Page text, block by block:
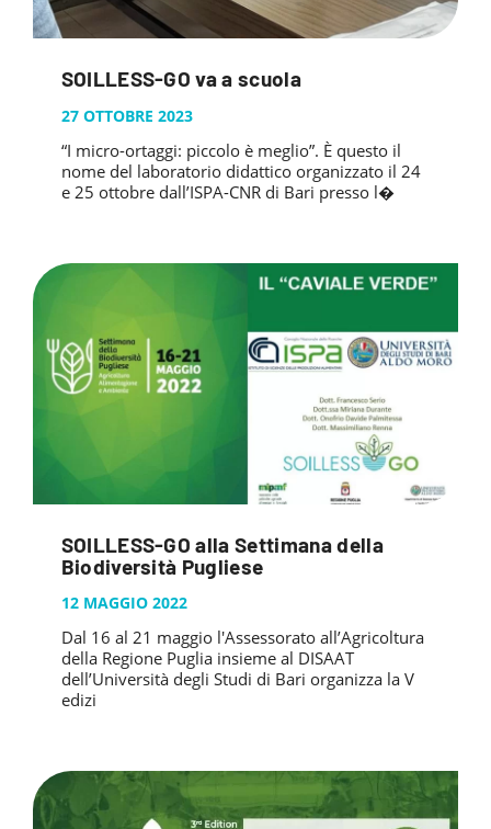
SOILLESS-GO va a scuola
27 OTTOBRE 2023
“I micro-ortaggi: piccolo è meglio”. È questo il
nome del laboratorio didattico organizzato il 24
e 25 ottobre dall’ISPA-CNR di Bari presso l�
SOILLESS-GO alla Settimana della
Biodiversità Pugliese
12 MAGGIO 2022
Dal 16 al 21 maggio l'Assessorato all’Agricoltura
della Regione Puglia insieme al DISAAT
dell’Università degli Studi di Bari organizza la V
edizi